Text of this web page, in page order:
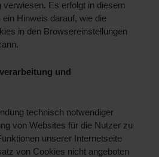
verwiesen. Es erfolgt in diesem
Hinweis darauf, wie die
in den Browsereinstellungen
und
technisch notwendiger
von Websites für die Nutzer zu
unserer Internetseite
von Cookies nicht angeboten